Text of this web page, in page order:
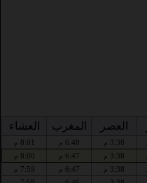
العصر المغرب العشاء
3:38 م 6:48 م 8:01 م
3:38 م 6:47 م 8:00 م
3:38 م 6:47 م 7:59 م